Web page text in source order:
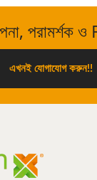
পরামর্শক
এখনই যোগাযোগ করুন!!